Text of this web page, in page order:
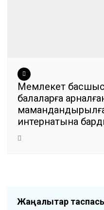
Мемлекет
балаларға
интернатына
Жаңалықтар